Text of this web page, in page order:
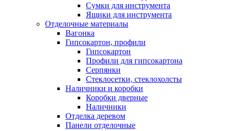
Сумки для инструмента
Ящики для инструмента
Отделочные материалы
Вагонка
Гипсокартон, профили
Гипсокартон
Профили для гипсокартона
Серпянки
Стеклосетки, стеклохолсты
Наличники и коробки
Коробки дверные
Наличники
Отделка деревом
Панели отделочные